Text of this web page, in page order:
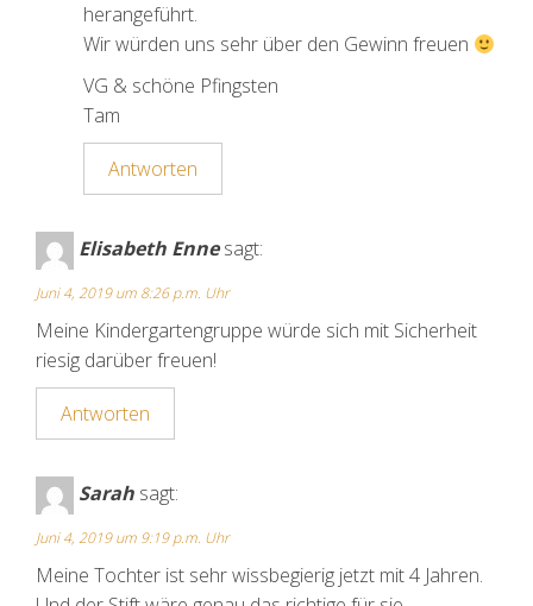
herangeführt.
Wir würden uns sehr über den Gewinn freuen
VG & schöne Pfingsten
Tam
Antworten
Elisabeth Enne sagt:
Juni 4, 2019 um 8:26 p.m. Uhr
Meine Kindergartengruppe würde sich mit Sicherheit
riesig darüber freuen!
Antworten
Sarah sagt:
Juni 4, 2019 um 9:19 p.m. Uhr
Meine Tochter ist sehr wissbegierig jetzt mit 4 Jahren.